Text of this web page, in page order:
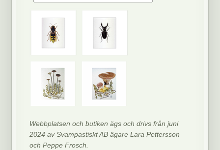
Webbplatsen och butiken ägs och drivs från juni
2024 av Svampastiskt AB ägare Lara Pettersson
och Peppe Frosch.